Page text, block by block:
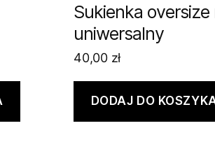
Sukienka oversize
uniwersalny
40,00 zł
DODAJ DO